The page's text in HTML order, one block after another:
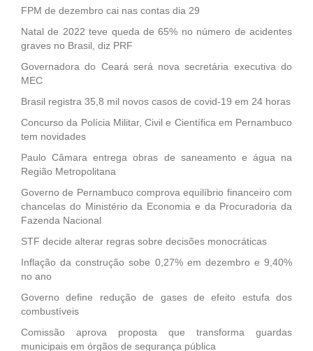
FPM de dezembro cai nas contas dia 29
Natal de 2022 teve queda de 65% no número de acidentes
graves no Brasil, diz PRF
Governadora do Ceará será nova secretária executiva do
MEC
Brasil registra 35,8 mil novos casos de covid-19 em 24 horas
Concurso da Polícia Militar, Civil e Científica em Pernambuco
tem novidades
Paulo Câmara entrega obras de saneamento e água na
Região Metropolitana
Governo de Pernambuco comprova equilíbrio financeiro com
chancelas do Ministério da Economia e da Procuradoria da
Fazenda Nacional
STF decide alterar regras sobre decisões monocráticas
Inflação da construção sobe 0,27% em dezembro e 9,40%
no ano
Governo define redução de gases de efeito estufa dos
combustíveis
Comissão aprova proposta que transforma guardas
municipais em órgãos de segurança pública